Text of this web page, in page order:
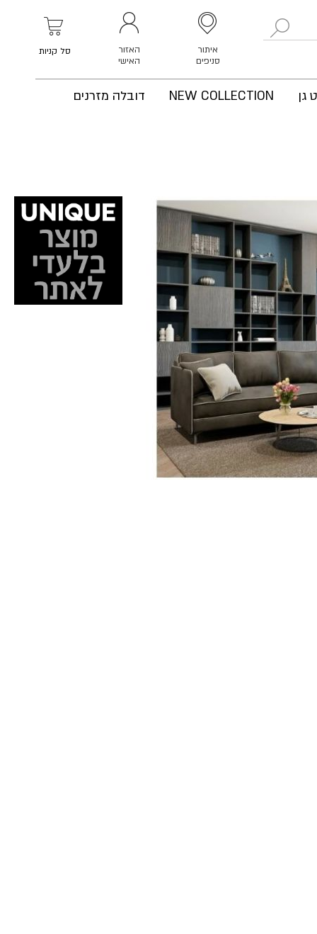
האזור
האישי
איתור
סניפים
סל קניות
גן NEW COLLECTION דובלה מזרנים